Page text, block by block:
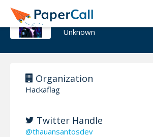
Thauan Santos
Unknown
Organization
Hackaflag
Twitter Handle
@thauansantosdev